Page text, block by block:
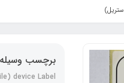
برچسب
device Label